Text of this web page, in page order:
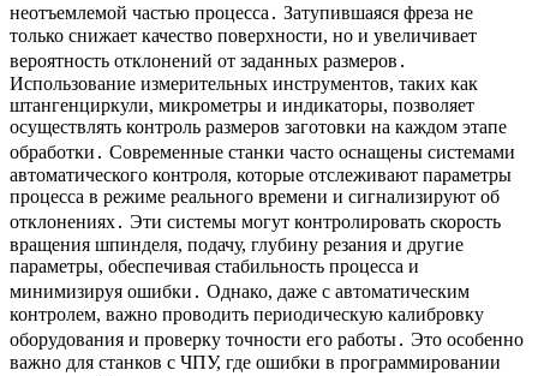
неотъемлемой частью процесса․ Затупившаяся фреза не
только снижает качество поверхности, но и увеличивает
вероятность отклонений от заданных размеров․
Использование измерительных инструментов, таких как
штангенциркули, микрометры и индикаторы, позволяет
осуществлять контроль размеров заготовки на каждом этапе
обработки․ Современные станки часто оснащены системами
автоматического контроля, которые отслеживают параметры
процесса в режиме реального времени и сигнализируют об
отклонениях․ Эти системы могут контролировать скорость
вращения шпинделя, подачу, глубину резания и другие
параметры, обеспечивая стабильность процесса и
минимизируя ошибки․ Однако, даже с автоматическим
контролем, важно проводить периодическую калибровку
оборудования и проверку точности его работы․ Это особенно
важно для станков с ЧПУ, где ошибки в программировании